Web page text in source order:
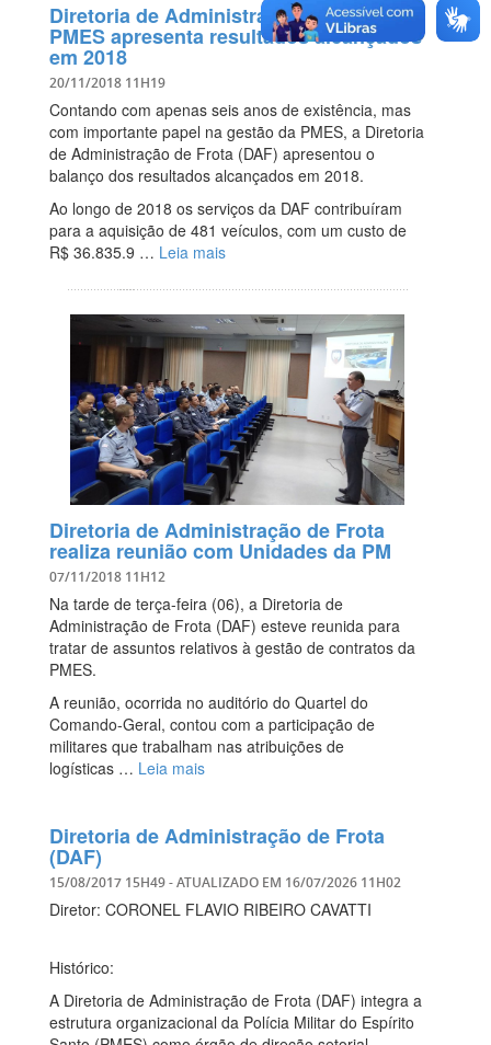
Diretoria de Administração de Frota da
PMES apresenta resultados alcançados
em 2018
20/11/2018 11H19
Contando com apenas seis anos de existência, mas
com importante papel na gestão da PMES, a Diretoria
de Administração de Frota (DAF) apresentou o
balanço dos resultados alcançados em 2018.
Ao longo de 2018 os serviços da DAF contribuíram
para a aquisição de 481 veículos, com um custo de
R$ 36.835.9 … Leia mais
Diretoria de Administração de Frota
realiza reunião com Unidades da PM
07/11/2018 11H12
Na tarde de terça-feira (06), a Diretoria de
Administração de Frota (DAF) esteve reunida para
tratar de assuntos relativos à gestão de contratos da
PMES.
A reunião, ocorrida no auditório do Quartel do
Comando-Geral, contou com a participação de
militares que trabalham nas atribuições de
logísticas … Leia mais
Diretoria de Administração de Frota
(DAF)
15/08/2017 15H49- ATUALIZADO EM 16/07/2026 11H02
Diretor: CORONEL FLAVIO RIBEIRO CAVATTI
Histórico:
A Diretoria de Administração de Frota (DAF) integra a
estrutura organizacional da Polícia Militar do Espírito